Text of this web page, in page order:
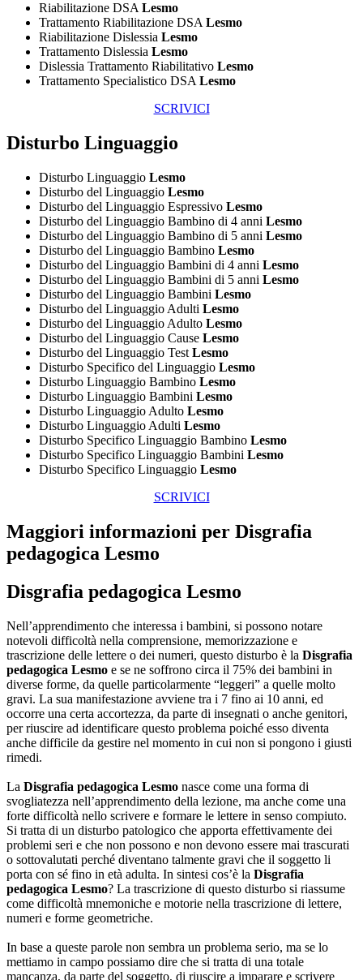
Riabilitazione DSA Lesmo
Trattamento Riabilitazione DSA Lesmo
Riabilitazione Dislessia Lesmo
Trattamento Dislessia Lesmo
Dislessia Trattamento Riabilitativo Lesmo
Trattamento Specialistico DSA Lesmo
SCRIVICI
Disturbo Linguaggio
Disturbo Linguaggio Lesmo
Disturbo del Linguaggio Lesmo
Disturbo del Linguaggio Espressivo Lesmo
Disturbo del Linguaggio Bambino di 4 anni Lesmo
Disturbo del Linguaggio Bambino di 5 anni Lesmo
Disturbo del Linguaggio Bambino Lesmo
Disturbo del Linguaggio Bambini di 4 anni Lesmo
Disturbo del Linguaggio Bambini di 5 anni Lesmo
Disturbo del Linguaggio Bambini Lesmo
Disturbo del Linguaggio Adulti Lesmo
Disturbo del Linguaggio Adulto Lesmo
Disturbo del Linguaggio Cause Lesmo
Disturbo del Linguaggio Test Lesmo
Disturbo Specifico del Linguaggio Lesmo
Disturbo Linguaggio Bambino Lesmo
Disturbo Linguaggio Bambini Lesmo
Disturbo Linguaggio Adulto Lesmo
Disturbo Linguaggio Adulti Lesmo
Disturbo Specifico Linguaggio Bambino Lesmo
Disturbo Specifico Linguaggio Bambini Lesmo
Disturbo Specifico Linguaggio Lesmo
SCRIVICI
Maggiori informazioni per Disgrafia
pedagogica Lesmo
Disgrafia pedagogica Lesmo
Nell’apprendimento che interessa i bambini, si possono notare
notevoli difficoltà nella comprensione, memorizzazione e
trascrizione delle lettere o dei numeri, questo disturbo è la Disgrafia
pedagogica Lesmo e se ne soffrono circa il 75% dei bambini in
diverse forme, da quelle particolarmente “leggeri” a quelle molto
gravi. La sua manifestazione avviene tra i 7 fino ai 10 anni, ed
occorre una certa accortezza, da parte di insegnati o anche genitori,
per riuscire ad identificare questo problema poiché esso diventa
anche difficile da gestire nel momento in cui non si pongono i giusti
rimedi.
La Disgrafia pedagogica Lesmo nasce come una forma di
svogliatezza nell’apprendimento della lezione, ma anche come una
forte difficoltà nello scrivere e formare le lettere in senso compiuto.
Si tratta di un disturbo patologico che apporta effettivamente dei
problemi seri e che non possono e non devono essere mai trascurati
o sottovalutati perché diventano talmente gravi che il soggetto li
porta con sé fino in età adulta. In sintesi cos’è la Disgrafia
pedagogica Lesmo? La trascrizione di questo disturbo si riassume
come difficoltà mnemoniche e motorie nella trascrizione di lettere,
numeri e forme geometriche.
In base a queste parole non sembra un problema serio, ma se lo
mettiamo in campo possiamo dire che si tratta di una totale
mancanza, da parte del soggetto, di riuscire a imparare e scrivere